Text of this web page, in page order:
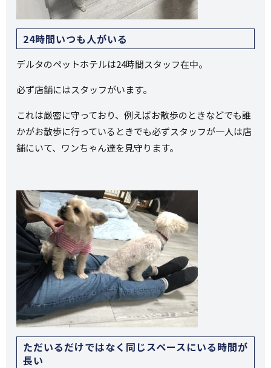
24時間いつも人がいる
デルタのペットホテルは24時間スタッフ在中。
必ず店舗にはスタッフがいます。
これは厳密に守っており、例えばお散歩のときなどでも誰
かがお散歩に行っているときでも必ずスタッフが一人は店
舗にいて、ワンちゃん達を見守ります。
ただいるだけではなく同じスペースにいる時間が
長い